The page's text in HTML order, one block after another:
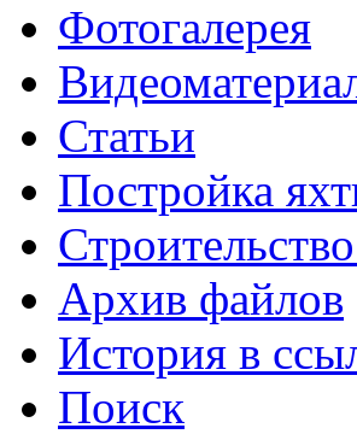
Фотогалерея
Статьи
Постройка
Архив файлов
История в
Поиск